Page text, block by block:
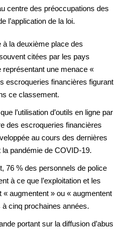
centre des préoccupations des
l’application de la loi.
à la deuxième place des
citées par les pays
une menace «
escroqueries financières figurant
ce classement.
l’utilisation d’outils en ligne par
des escroqueries financières
au cours des dernières
pandémie de COVID-19.
76 % des personnels de police
à ce que l’exploitation et les
augmentent » ou « augmentent
cinq prochaines années.
portant sur la diffusion d’abus